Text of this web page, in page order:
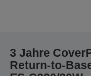
3 Jahre
Return-to-